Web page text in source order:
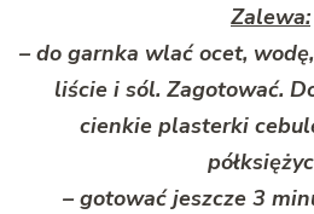
Zalewa:
– do garnka wlać ocet,
liście i sól. Zagotować.
cienkie plasterki
– gotować jeszcze 3